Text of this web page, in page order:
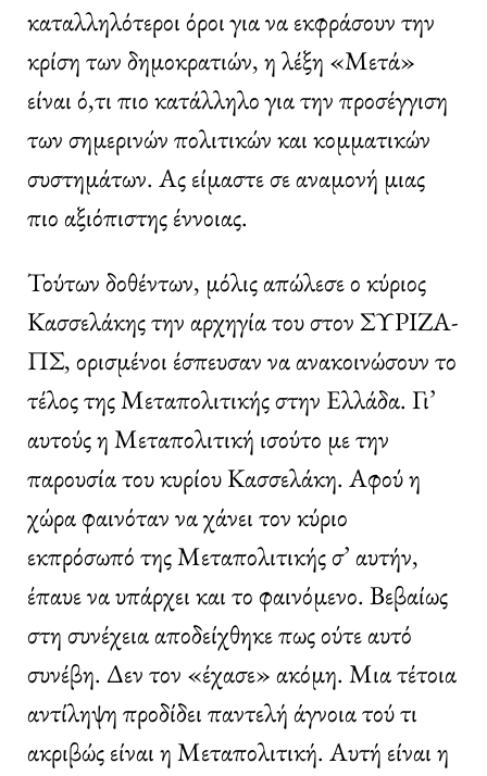
καταλληλότεροι όροι για να εκφράσουν την
κρίση των δημοκρατιών, η λέξη «Μετά»
είναι ό,τι πιο κατάλληλο για την προσέγγιση
των σημερινών πολιτικών και κομματικών
συστημάτων. Ας είμαστε σε αναμονή μιας
πιο αξιόπιστης έννοιας.
Τούτων δοθέντων, μόλις απώλεσε ο κύριος
Κασσελάκης την αρχηγία του στον ΣΥΡΙΖΑ-
ΠΣ, ορισμένοι έσπευσαν να ανακοινώσουν το
τέλος της Μεταπολιτικής στην Ελλάδα. Γι’
αυτούς η Μεταπολιτική ισούτο με την
παρουσία του κυρίου Κασσελάκη. Αφού η
χώρα φαινόταν να χάνει τον κύριο
εκπρόσωπό της Μεταπολιτικής σ’ αυτήν,
έπαυε να υπάρχει και το φαινόμενο. Βεβαίως
στη συνέχεια αποδείχθηκε πως ούτε αυτό
συνέβη. Δεν τον «έχασε» ακόμη. Μια τέτοια
αντίληψη προδίδει παντελή άγνοια τού τι
ακριβώς είναι η Μεταπολιτική. Αυτή είναι η